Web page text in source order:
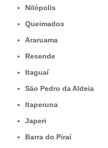
Nilópolis
Queimados
Araruama
Resende
Itaguaí
São Pedro da Aldeia
Itaperuna
Japeri
Barra do Piraí